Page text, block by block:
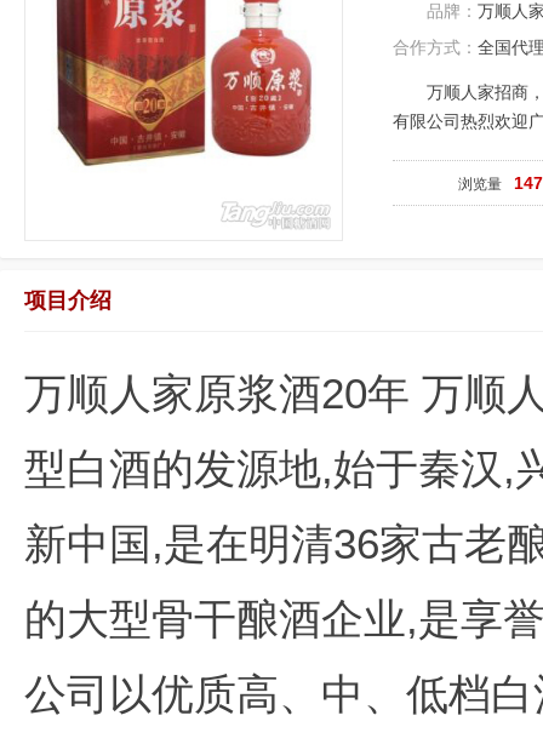
品牌： 万顺人
合作方式： 全国代
万顺人家招商
有限公司热烈欢迎
浏览量
项目介绍
万顺人家原浆酒20年 万顺
型白酒的发源地,始于秦汉,
新中国,是在明清36家古老
的大型骨干酿酒企业,是享
公司以优质高、中、低档